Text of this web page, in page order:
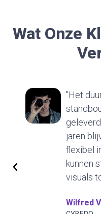
Wat Onze
karakter van deze
ons erg aan. De
kunnen we
We zijn
nieuwe, actuele